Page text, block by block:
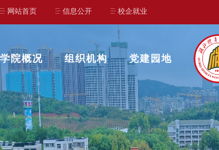
网站首页 信息公开 校企就业
学院概况 组织机构 党建园地